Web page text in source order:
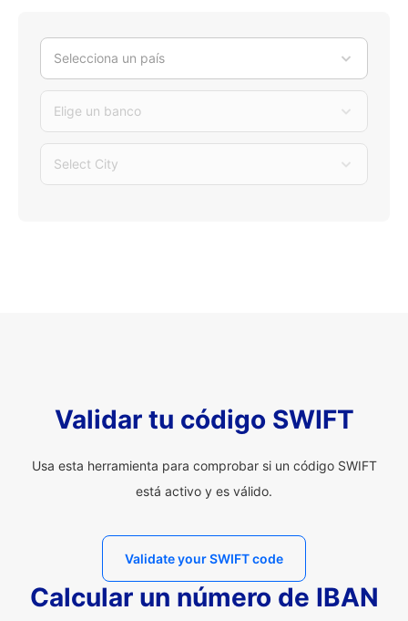
Selecciona un país
Elige un banco
Select City
Validar tu código SWIFT
Usa esta herramienta para comprobar si un código SWIFT
está activo y es válido.
Validate your SWIFT code
Calcular un número de IBAN